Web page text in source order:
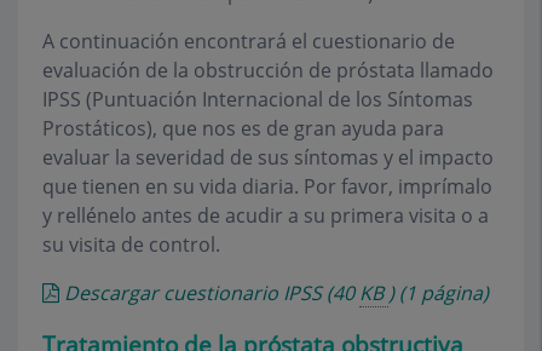
A continuación encontrará el cuestionario de
evaluación de la obstrucción de próstata llamado
IPSS (Puntuación Internacional de los Síntomas
Prostáticos), que nos es de gran ayuda para
evaluar la severidad de sus síntomas y el impacto
que tienen en su vida diaria. Por favor, imprímalo
y rellénelo antes de acudir a su primera visita o a
su visita de control.
Descargar cuestionario IPSS(40KB)(1 página)